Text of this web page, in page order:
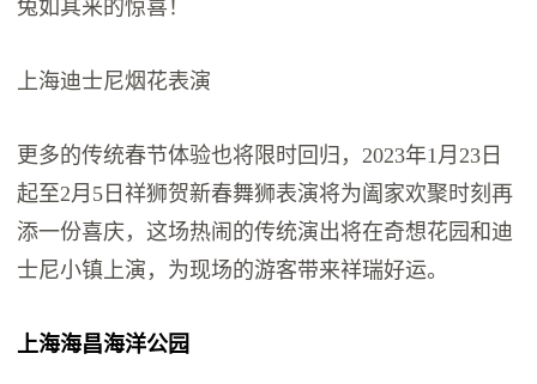
兔如其来的惊喜！
上海迪士尼烟花表演
更多的传统春节体验也将限时回归，2023年1月23日
起至2月5日祥狮贺新春舞狮表演将为阖家欢聚时刻再
添一份喜庆，这场热闹的传统演出将在奇想花园和迪
士尼小镇上演，为现场的游客带来祥瑞好运。
上海海昌海洋公园